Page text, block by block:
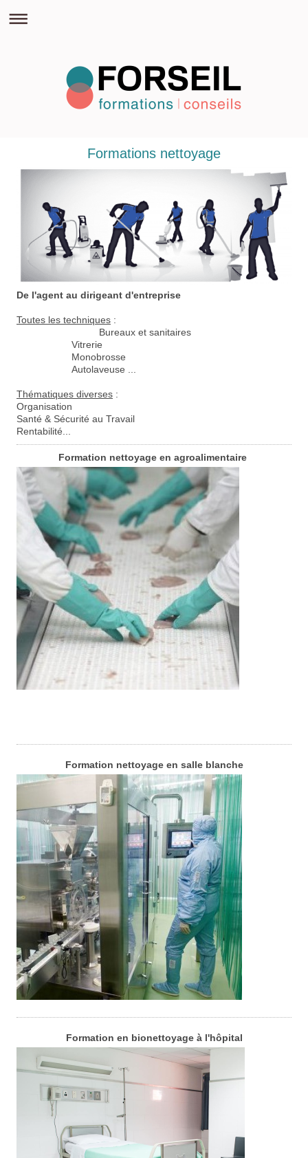
Formations nettoyage
De l'agent au dirigeant d'entreprise
Toutes les techniques :
Bureaux et sanitaires
Vitrerie
Monobrosse
Autolaveuse ...
Thématiques diverses :
Organisation
Santé & Sécurité au Travail
Rentabilité...
Formation nettoyage en agroalimentaire
Formation nettoyage en salle blanche
Formation en bionettoyage à l'hôpital